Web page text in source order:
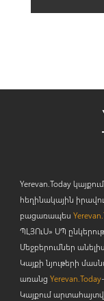
Yerevan.Today
հեղինակային
բացառապես
ՊԼՅՈւՍ» ՍՊ
Մեջբերումներ
Կայքի նյութերի
առանց Yerevan.Today
Կայքում